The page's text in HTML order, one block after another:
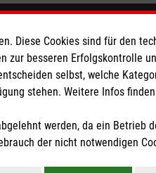
Bank:
BIC:
Diese Cookies sind für den
besseren Erfolgskontrolle
selbst, welche
stehen. Weitere Infos
werden, da ein Betrieb
der nicht notwendigen